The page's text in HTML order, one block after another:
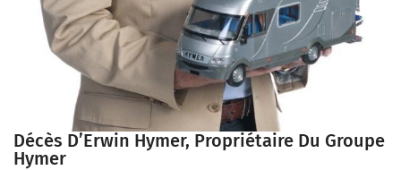
Décès D’Erwin Hymer, Propriétaire Du Groupe
Hymer